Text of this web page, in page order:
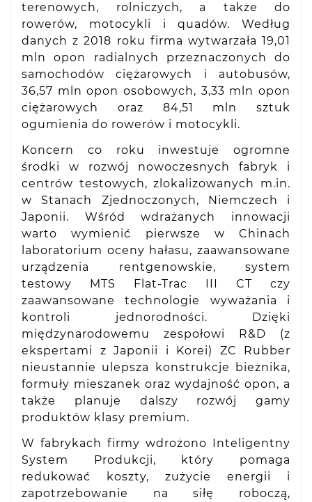
terenowych, rolniczych, a także do
rowerów, motocykli i quadów. Według
danych z 2018 roku firma wytwarzała 19,01
mln opon radialnych przeznaczonych do
samochodów ciężarowych i autobusów,
36,57 mln opon osobowych, 3,33 mln opon
ciężarowych oraz 84,51 mln sztuk
ogumienia do rowerów i motocykli.
Koncern co roku inwestuje ogromne
środki w rozwój nowoczesnych fabryk i
centrów testowych, zlokalizowanych m.in.
w Stanach Zjednoczonych, Niemczech i
Japonii. Wśród wdrażanych innowacji
warto wymienić pierwsze w Chinach
laboratorium oceny hałasu, zaawansowane
urządzenia rentgenowskie, system
testowy MTS Flat-Trac III CT czy
zaawansowane technologie wyważania i
kontroli jednorodności. Dzięki
międzynarodowemu zespołowi R&D (z
ekspertami z Japonii i Korei) ZC Rubber
nieustannie ulepsza konstrukcje bieżnika,
formuły mieszanek oraz wydajność opon, a
także planuje dalszy rozwój gamy
produktów klasy premium.
W fabrykach firmy wdrożono Inteligentny
System Produkcji, który pomaga
redukować koszty, zużycie energii i
zapotrzebowanie na siłę roboczą,